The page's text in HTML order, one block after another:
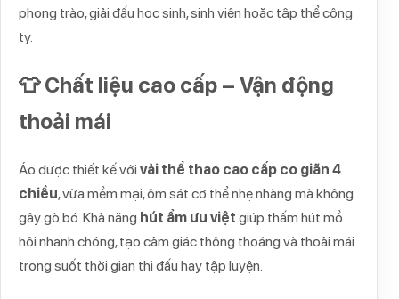
phong trào, giải đấu học sinh, sinh viên hoặc tập thể công
ty.
👕 Chất liệu cao cấp – Vận động
thoải mái
Áo được thiết kế với vải thể thao cao cấp co giãn 4
chiều, vừa mềm mại, ôm sát cơ thể nhẹ nhàng mà không
gây gò bó. Khả năng hút ẩm ưu việt giúp thấm hút mồ
hôi nhanh chóng, tạo cảm giác thông thoáng và thoải mái
trong suốt thời gian thi đấu hay tập luyện.